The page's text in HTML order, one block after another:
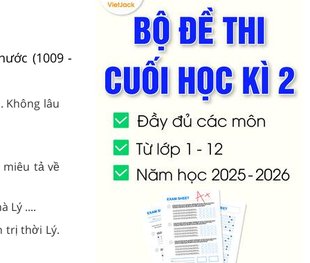
(1009 -
Không lâu
tả về
Lý ....
trị thời Lý.